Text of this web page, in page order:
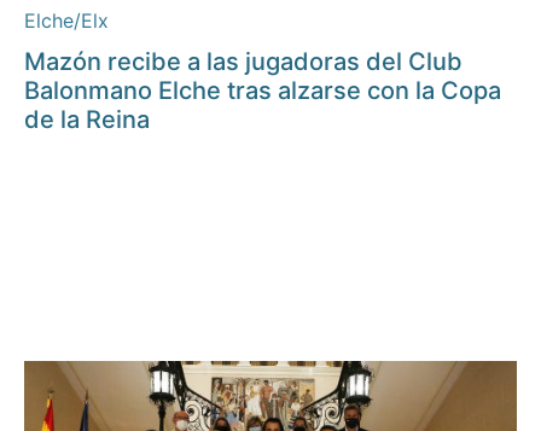
Elche/Elx
Mazón recibe a las jugadoras del Club
Balonmano Elche tras alzarse con la Copa
de la Reina